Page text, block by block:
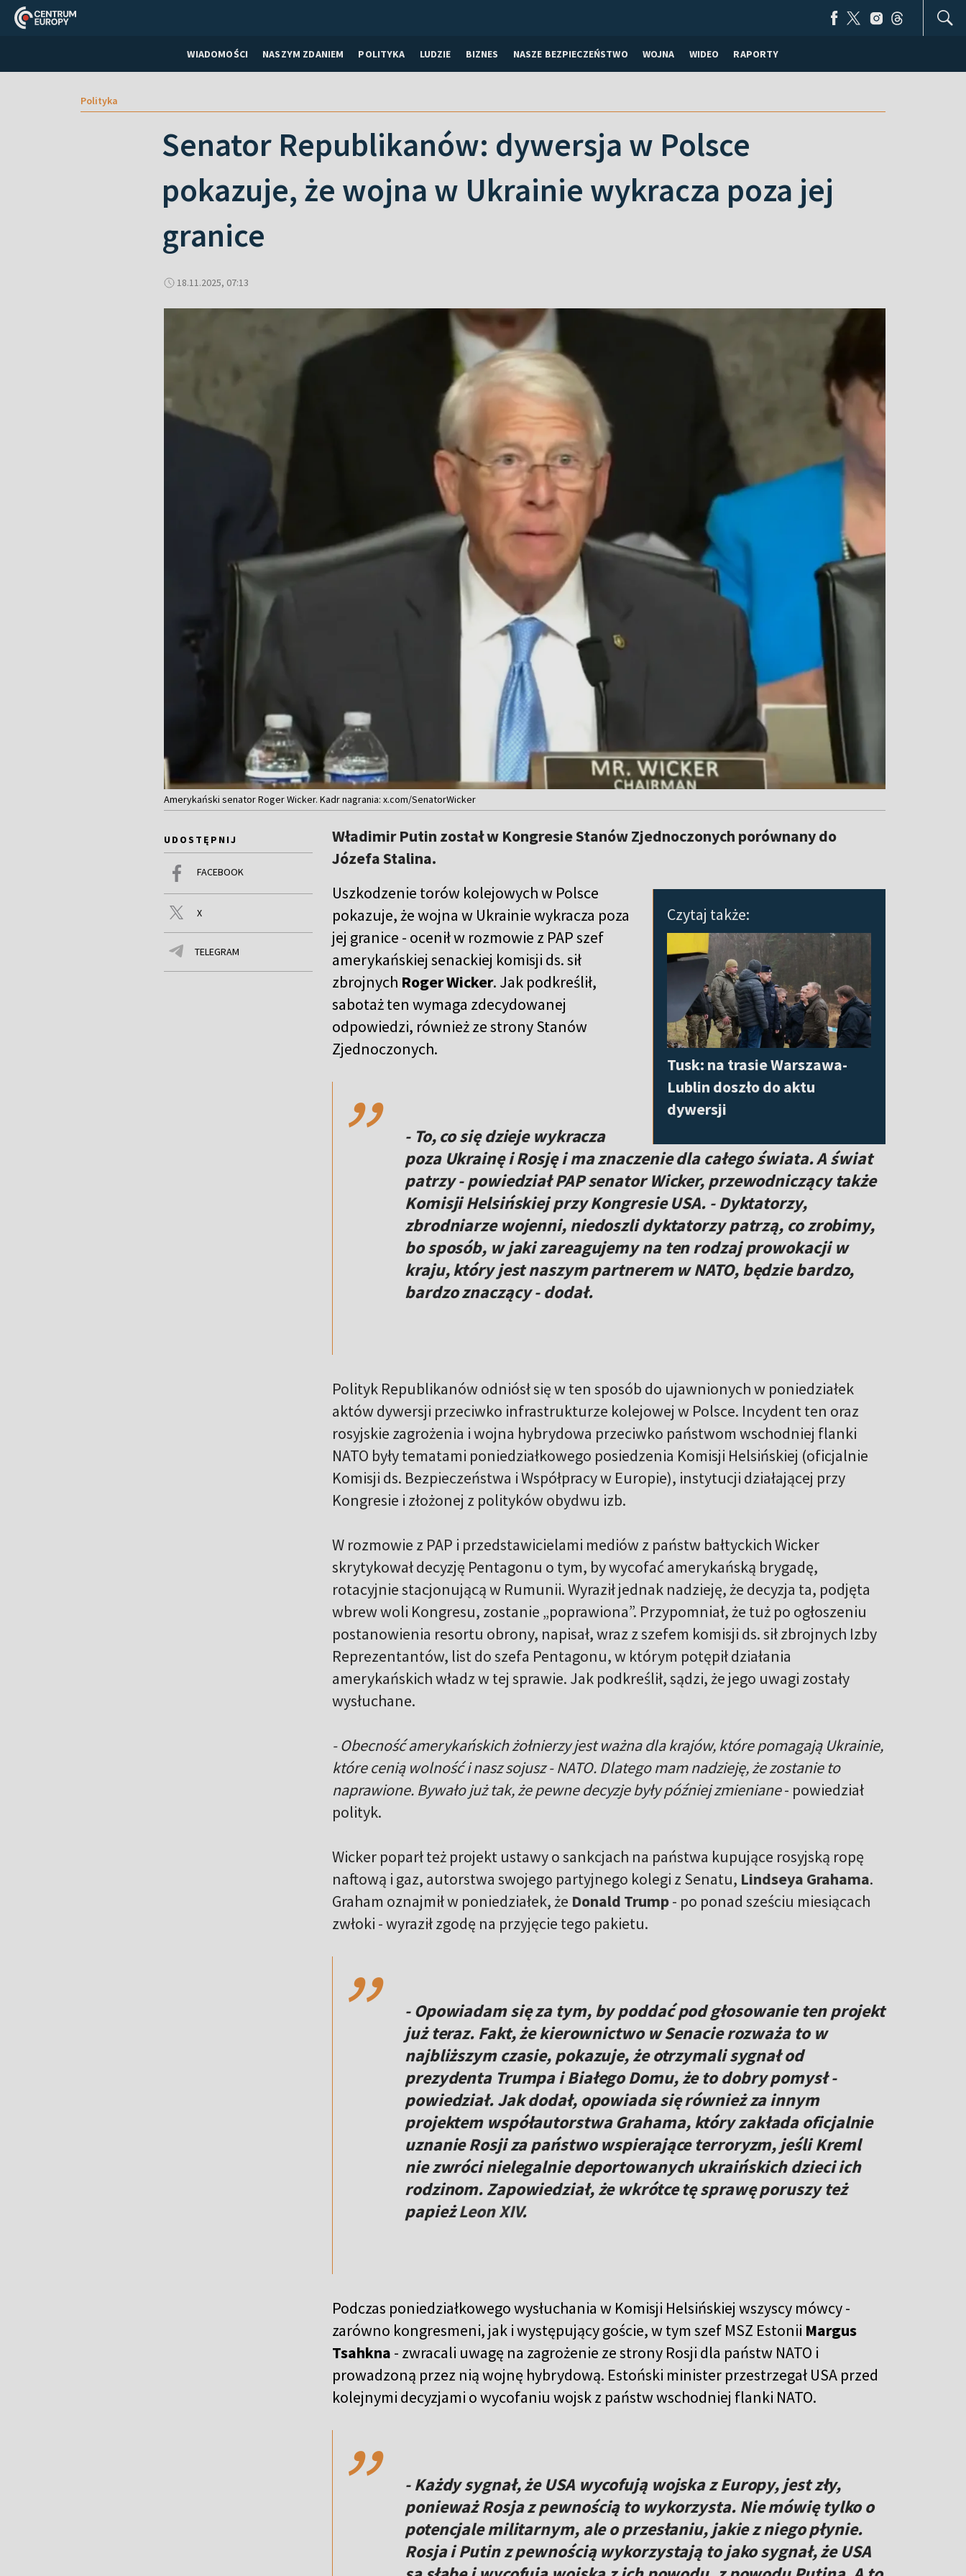
WIADOMOŚCI NASZYM ZDANIEM POLITYKA LUDZIE BIZNES NASZE BEZPIECZEŃSTWO WOJNA WIDEO RAPORTY
Polityka
Senator Republikanów: dywersja w Polsce
pokazuje, że wojna w Ukrainie wykracza poza jej
granice
18.11.2025, 07:13
Amerykański senator Roger Wicker. Kadr nagrania: x.com/SenatorWicker
UDOSTĘPNIJ
FACEBOOK
X
TELEGRAM
Władimir Putin został w Kongresie Stanów Zjednoczonych porównany do
Józefa Stalina.
Czytaj także:
Tusk: na trasie Warszawa-
Lublin doszło do aktu
dywersji
Uszkodzenie torów kolejowych w Polsce
pokazuje, że wojna w Ukrainie wykracza poza
jej granice - ocenił w rozmowie z PAP szef
amerykańskiej senackiej komisji ds. sił
zbrojnych Roger Wicker. Jak podkreślił,
sabotaż ten wymaga zdecydowanej
odpowiedzi, również ze strony Stanów
Zjednoczonych.
,,
- To, co się dzieje wykracza
poza Ukrainę i Rosję i ma znaczenie dla całego świata. A świat
patrzy - powiedział PAP senator Wicker, przewodniczący także
Komisji Helsińskiej przy Kongresie USA. - Dyktatorzy,
zbrodniarze wojenni, niedoszli dyktatorzy patrzą, co zrobimy,
bo sposób, w jaki zareagujemy na ten rodzaj prowokacji w
kraju, który jest naszym partnerem w NATO, będzie bardzo,
bardzo znaczący - dodał.
Polityk Republikanów odniósł się w ten sposób do ujawnionych w poniedziałek
aktów dywersji przeciwko infrastrukturze kolejowej w Polsce. Incydent ten oraz
rosyjskie zagrożenia i wojna hybrydowa przeciwko państwom wschodniej flanki
NATO były tematami poniedziałkowego posiedzenia Komisji Helsińskiej (oficjalnie
Komisji ds. Bezpieczeństwa i Współpracy w Europie), instytucji działającej przy
Kongresie i złożonej z polityków obydwu izb.
W rozmowie z PAP i przedstawicielami mediów z państw bałtyckich Wicker
skrytykował decyzję Pentagonu o tym, by wycofać amerykańską brygadę,
rotacyjnie stacjonującą w Rumunii. Wyraził jednak nadzieję, że decyzja ta, podjęta
wbrew woli Kongresu, zostanie „poprawiona”. Przypomniał, że tuż po ogłoszeniu
postanowienia resortu obrony, napisał, wraz z szefem komisji ds. sił zbrojnych Izby
Reprezentantów, list do szefa Pentagonu, w którym potępił działania
amerykańskich władz w tej sprawie. Jak podkreślił, sądzi, że jego uwagi zostały
wysłuchane.
- Obecność amerykańskich żołnierzy jest ważna dla krajów, które pomagają Ukrainie,
które cenią wolność i nasz sojusz - NATO. Dlatego mam nadzieję, że zostanie to
naprawione. Bywało już tak, że pewne decyzje były później zmieniane- powiedział
polityk.
Wicker poparł też projekt ustawy o sankcjach na państwa kupujące rosyjską ropę
naftową i gaz, autorstwa swojego partyjnego kolegi z Senatu, Lindseya Grahama.
Graham oznajmił w poniedziałek, że Donald Trump- po ponad sześciu miesiącach
zwłoki - wyraził zgodę na przyjęcie tego pakietu.
,,
- Opowiadam się za tym, by poddać pod głosowanie ten projekt
już teraz. Fakt, że kierownictwo w Senacie rozważa to w
najbliższym czasie, pokazuje, że otrzymali sygnał od
prezydenta Trumpa i Białego Domu, że to dobry pomysł -
powiedział. Jak dodał, opowiada się również za innym
projektem współautorstwa Grahama, który zakłada oficjalnie
uznanie Rosji za państwo wspierające terroryzm, jeśli Kreml
nie zwróci nielegalnie deportowanych ukraińskich dzieci ich
rodzinom. Zapowiedział, że wkrótce tę sprawę poruszy też
papieżLeon XIV.
Podczas poniedziałkowego wysłuchania w Komisji Helsińskiej wszyscy mówcy -
zarówno kongresmeni, jak i występujący goście, w tym szef MSZ Estonii Margus
Tsahkna - zwracali uwagę na zagrożenie ze strony Rosji dla państw NATO i
prowadzoną przez nią wojnę hybrydową. Estoński minister przestrzegał USA przed
kolejnymi decyzjami o wycofaniu wojsk z państw wschodniej flanki NATO.
,,
- Każdy sygnał, że USA wycofują wojska z Europy, jest zły,
ponieważ Rosja z pewnością to wykorzysta. Nie mówię tylko o
potencjale militarnym, ale o przesłaniu, jakie z niego płynie.
Rosja i Putin z pewnością wykorzystają to jako sygnał, że USA